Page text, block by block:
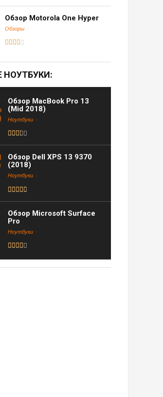
Обзор Motorola One Hyper
Обзоры
НОУТБУКИ:
Обзор MacBook Pro 13
(Mid 2018)
Ноутбуки
Обзор Dell XPS 13 9370
(2018)
Ноутбуки
Обзор Microsoft Surface
Pro
Ноутбуки